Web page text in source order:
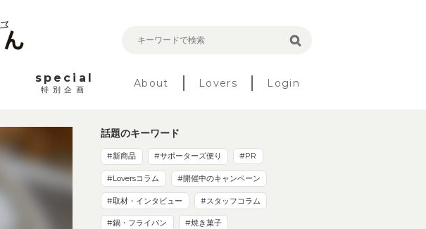
special
特別企画 About Lovers Login
話題のキーワード
#新商品 #サポーターズ便り #PR
#Loversコラム #開催中のキャンペーン
#取材・インタビュー #スタッフコラム
#鍋・フライパン #焼き菓子